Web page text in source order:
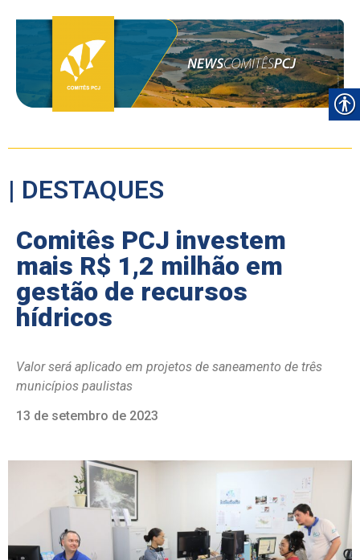
| DESTAQUES
Comitês PCJ investem
mais R$ 1,2 milhão em
gestão de recursos
hídricos
Valor será aplicado em projetos de saneamento de três
municípios paulistas
13 de setembro de 2023